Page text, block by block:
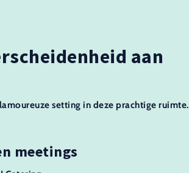
aan
setting in deze prachtige ruimte.
meetings